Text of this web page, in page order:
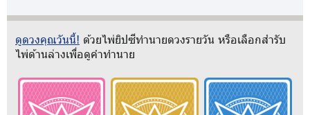
ดูดวงคุณวันนี้! ด้วยไพ่ยิปซีทำนายดวงรายวัน หรือเลือกสำรับ
ไพ่ด้านล่างเพื่อดูคำทำนาย